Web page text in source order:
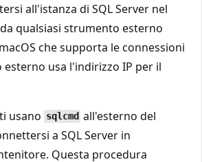
all'istanza di SQL Server nel
qualsiasi strumento esterno
che supporta le connessioni
esterno usa l'indirizzo IP per il
usano sqlcmd all'esterno del
a SQL Server in
Questa procedura